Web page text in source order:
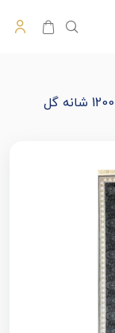
فرش ماشینی جزیره طرح ویکتوریا دودی 1200 شانه گل